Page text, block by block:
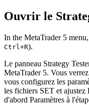
Ouvrir le
In the MetaTrader 5
Ctrl+R).
Le panneau Strategy
MetaTrader 5. Vous
vous configurez les
les fichiers SET et ajustez
d'abord Paramètres à